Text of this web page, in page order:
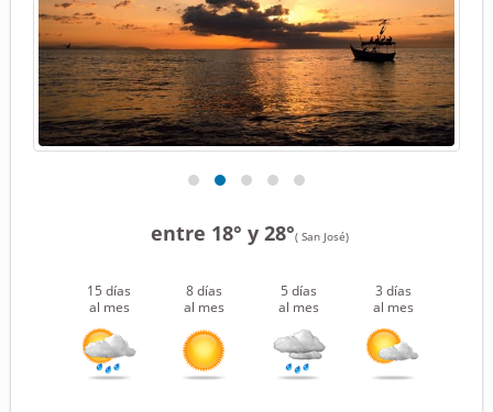
entre 18° y 28°( San José)
15 días
al mes
8 días
al mes
5 días
al mes
3 días
al mes